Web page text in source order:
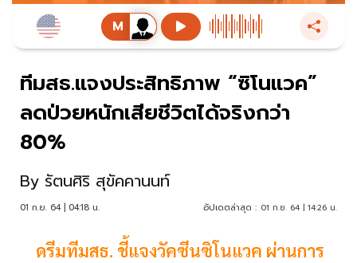
ทีมสธ.แจงประสิทธิภาพ “ซิโนแวค”
ลดป่วยหนักเสียชีวิตได้จริงกว่า
80%
By รัตนศิริ สุขัคคานนท์
01 ก.ย. 64 | 04:18 น. อัปเดตล่าสุด : 01 ก.ย. 64 | 14:26 น.
ดรีมทีมสธ. ชี้แจงวัคซีนซิโนแวค ผ่านการ